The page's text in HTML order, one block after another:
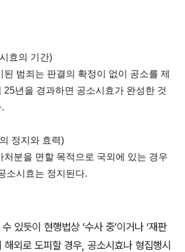
효의 기간)
범죄는 판결의 확정이 없이 공소를 제
25년을 경과하면 공소시효가 완성한 것
정지와 효력)
분을 면할 목적으로 국외에 있는 경우
소시효는 정지된다.
있듯이 현행법상‘수사 중’이거나‘재판
해외로 도피할 경우 공소시효나 형집행시